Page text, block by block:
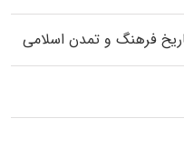
فرهنگ و تمدن اسلامی